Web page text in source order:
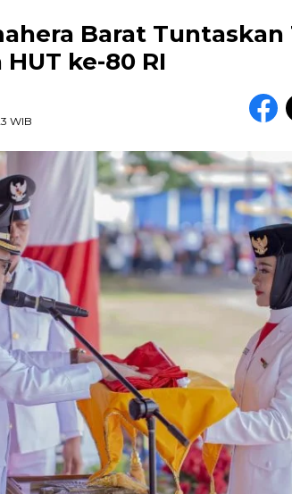
Barat Tuntaskan
ke-80 RI
WIB